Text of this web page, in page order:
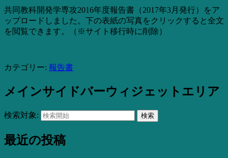
共同教科開発学専攻2016年度報告書（2017年3月発行）をア
ップロードしました。下の表紙の写真をクリックすると全文
を閲覧できます。（※サイト移行時に削除）
カテゴリー: 報告書
メインサイドバーウィジェットエリア
検索対象: 検索
最近の投稿